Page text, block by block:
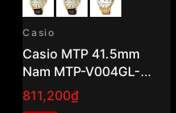
Casio
Casio MTP 41.5mm
Nam MTP-V004GL-
7AUDF
811,200₫